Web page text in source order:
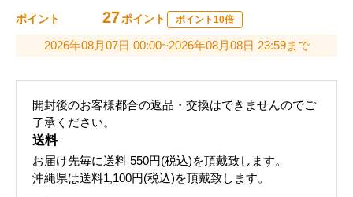
ポイント 27ポイント ポイント10倍
2026年08月07日 00:00~2026年08月08日 23:59まで
開封後のお客様都合の返品・交換はできませんのでご
了承ください。
送料
お届け先毎に送料 550円(税込)を頂戴致します。
沖縄県は送料1,100円(税込)を頂戴致します。